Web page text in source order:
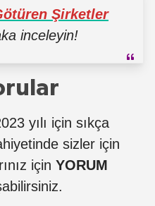
Şirketler
inceleyin!
yılı için sıkça
sizler için
için YORUM